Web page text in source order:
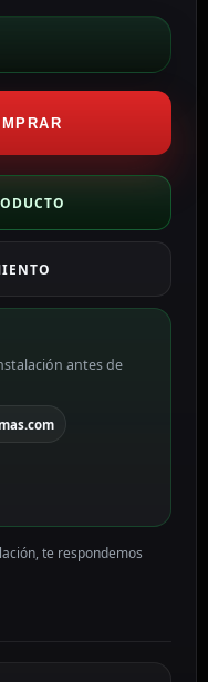
antes de
te respondemos